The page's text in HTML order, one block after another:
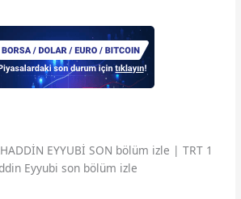
EYYUBİ SON bölüm izle | TRT 1
Eyyubi son bölüm izle